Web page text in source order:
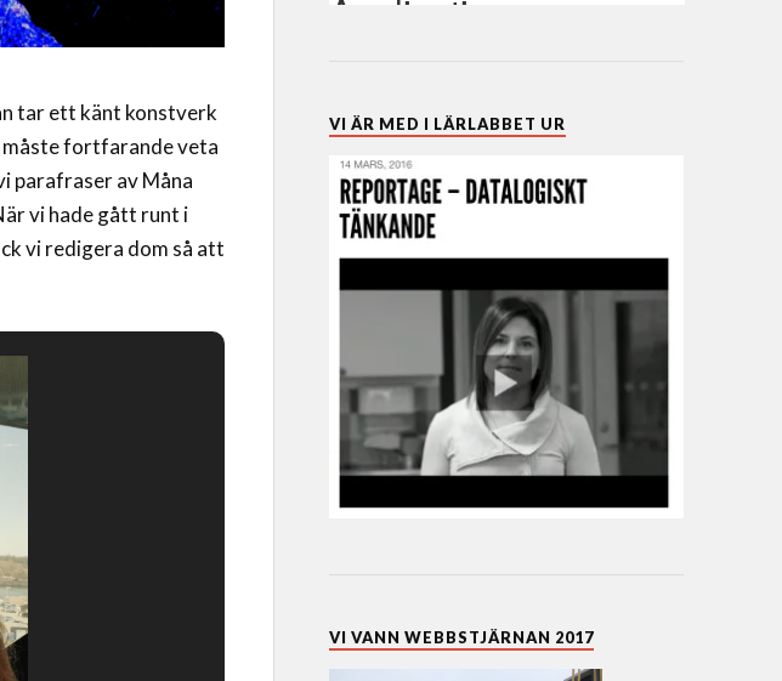
tar ett känt konstverk
måste fortfarande veta
av Måna
vi hade gått runt i
vi redigera dom så att
VI ÄR MED I LÄRLABBET UR
VI VANN WEBBSTJÄRNAN 2017